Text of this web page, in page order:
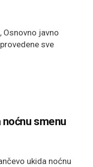
Osnovno javno
sve
noćnu smenu
ukida noćnu